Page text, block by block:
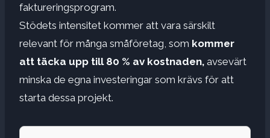
faktureringsprogram.
Stödets intensitet kommer att vara särskilt
relevant för många småföretag, som kommer
att täcka upp till 80 % av kostnaden, avsevärt
minska de egna investeringar som krävs för att
starta dessa projekt.